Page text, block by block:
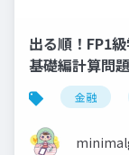
出る順！FP1
基礎編計算問
金融